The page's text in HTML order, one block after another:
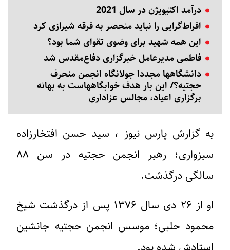
درآمد اکتیویژن در سال 2021
افراط‌گرایی را نباید منحصر به فرقه شیرازی کرد
این همه شهید برای وضوی تقوای شما بود؟
فاطمی مديرعامل خبرگزاری دفاع‌مقدس شد
دانشگاهها مجددا جولانگاه انجمن منحرف
حجتيه؟/ اين بار هدف خوابگاههاست به بهانه
برگزارى اعیاد، مجالس عزادارى
به گزارش پارس نیوز ، سید حسن افتخارزاده
سبزواری؛ رهبر انجمن حجتیه در سن ۸۸
سالگی درگذشت.
او از ۲۶ دی سال ۱۳۷۶ پس از درگذشت شیخ
محمود حلبی؛ موسس انجمن حجتیه جانشین